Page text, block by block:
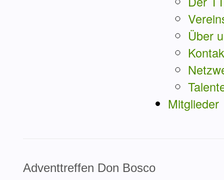
Über
Mitglieder
Adventtreffen Don Bosco